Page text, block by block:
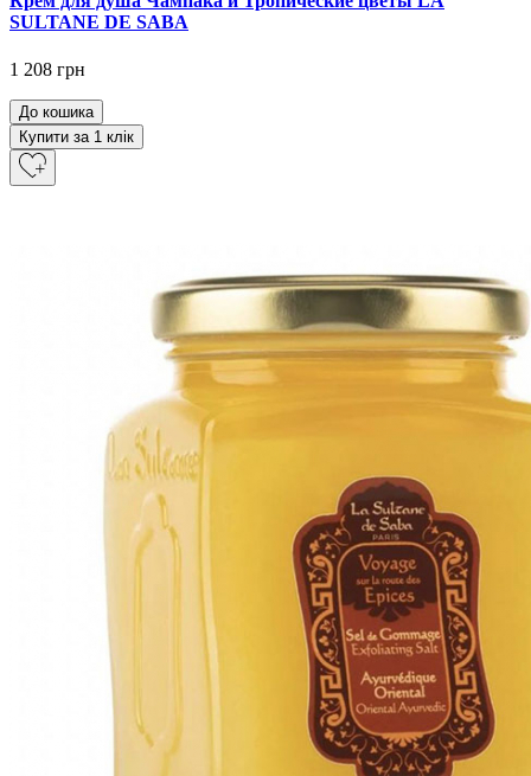
SULTANE DE SABA
1 208 грн
До кошика
Купити за 1 клiк